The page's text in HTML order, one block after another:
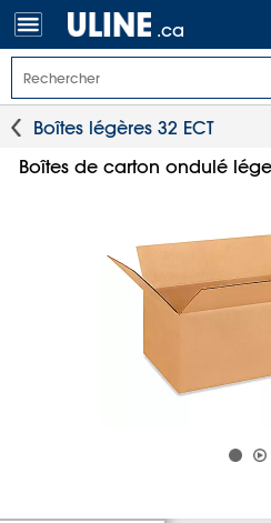
.ca
Boîtes légères 32 ECT
Boîtes de carton ondulé